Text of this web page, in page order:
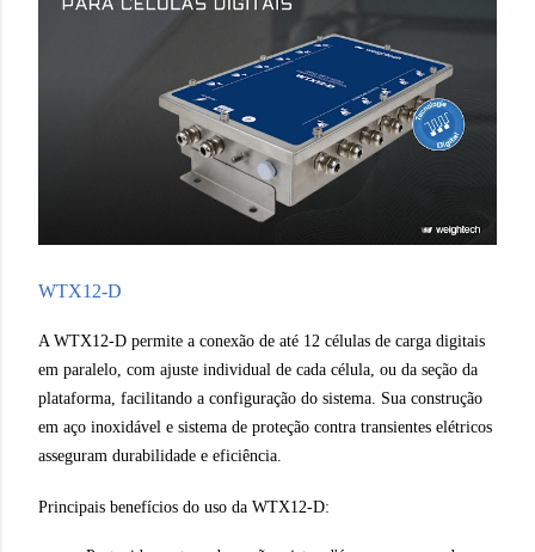
WTX12-D
A WTX12-D permite a conexão de até 12 células de carga digitais
em paralelo, com ajuste individual de cada célula, ou da seção da
plataforma, facilitando a configuração do sistema. Sua construção
em aço inoxidável e sistema de proteção contra transientes elétricos
asseguram durabilidade e eficiência.
Principais benefícios do uso da WTX12-D: